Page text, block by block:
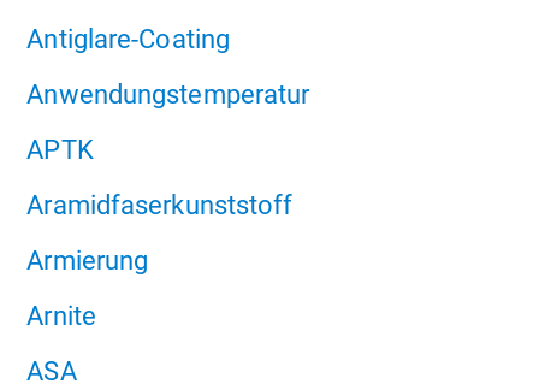
Antiglare-Coating
Anwendungstemperatur
APTK
Aramidfaserkunststoff
Armierung
Arnite
ASA